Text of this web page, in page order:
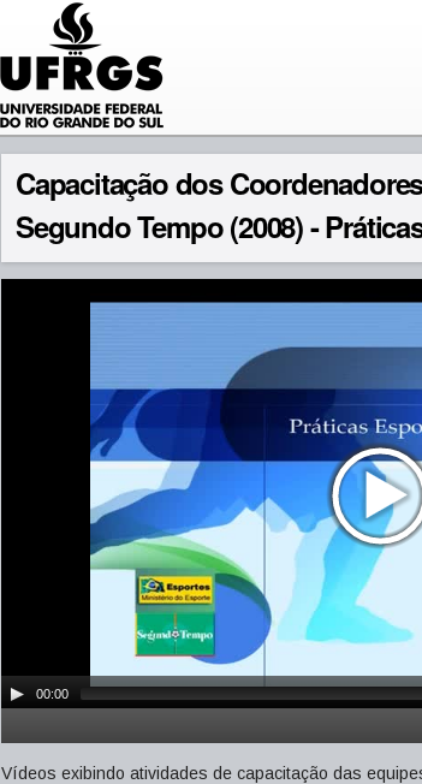
Capacitação dos
Segundo Tempo (2008) -
00:00
Vídeos exibindo atividades de capacitação das